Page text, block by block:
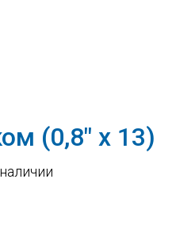
(0,8″ х 13)